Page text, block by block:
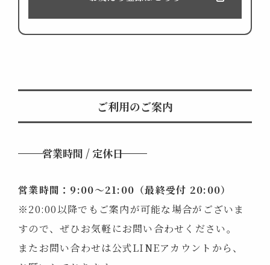
ご利用のご案内
営業時間 / 定休日
営業時間：9:00～21:00 （最終受付 20:00）
※20:00以降でもご案内が可能な場合がございま
すので、ぜひお気軽にお問い合わせください。
またお問い合わせは公式LINEアカウントから、